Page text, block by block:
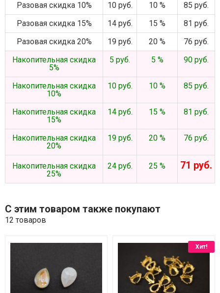
Разовая скидка 10%
10 руб. 10 %
85 руб.
Разовая скидка 15%
14 руб. 15 %
81 руб.
Разовая скидка 20%
19 руб. 20 %
76 руб.
Накопительная скидка
5%
5 руб. 5 % 90 руб.
Накопительная скидка
10%
10 руб. 10 % 85 руб.
Накопительная скидка
15%
14 руб. 15 % 81 руб.
Накопительная скидка
20%
19 руб. 20 % 76 руб.
Накопительная скидка
25%
24 руб. 25 % 71 руб.
С этим товаром также покупают
12 товаров
Хит!